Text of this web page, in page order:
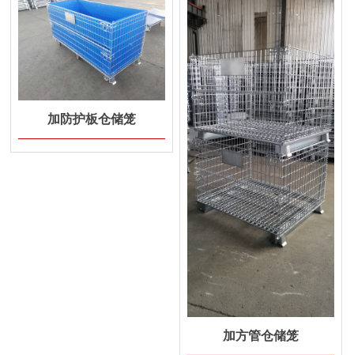
加防护板仓储笼
加方管仓储笼